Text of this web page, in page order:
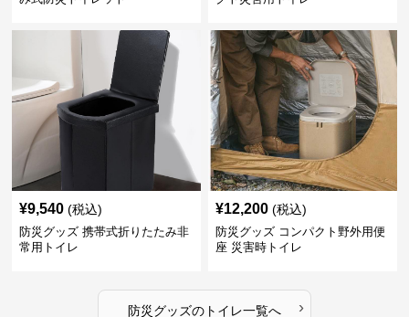
¥9,540 (税込)
防災グッズ 携帯式折りたたみ非
常用トイレ
¥12,200 (税込)
防災グッズ コンパクト野外用便
座 災害時トイレ
防災グッズのトイレ一覧へ ›